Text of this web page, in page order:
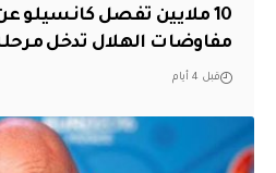
10 ملايين تفصل كانسيلو
مفاوضات الهلال تدخل
قبل 4 أيام